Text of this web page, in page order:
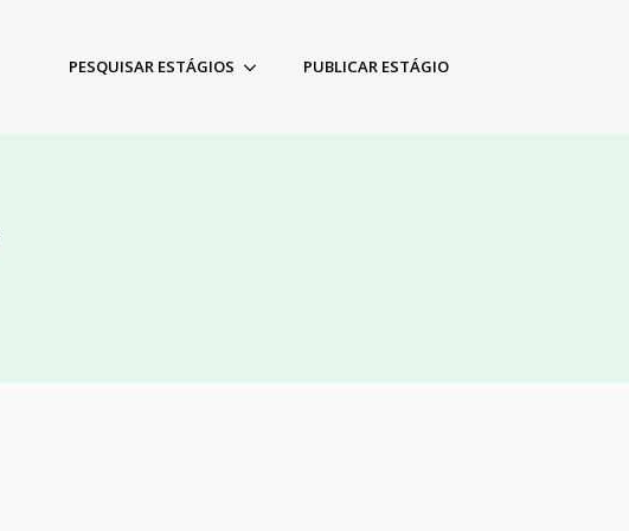
PESQUISAR ESTÁGIOS PUBLICAR ESTÁGIO